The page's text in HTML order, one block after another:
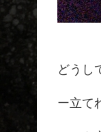
どうし
ー立て